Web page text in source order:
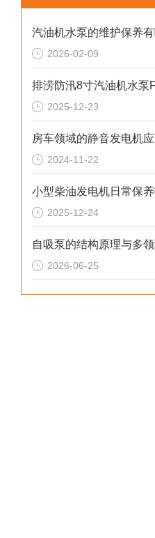
汽油机水泵的维护保养
2026-02-09
2025-12-23
房车领域的静音发电机
2024-11-22
小型柴油发电机日常保
2025-12-24
2026-06-25